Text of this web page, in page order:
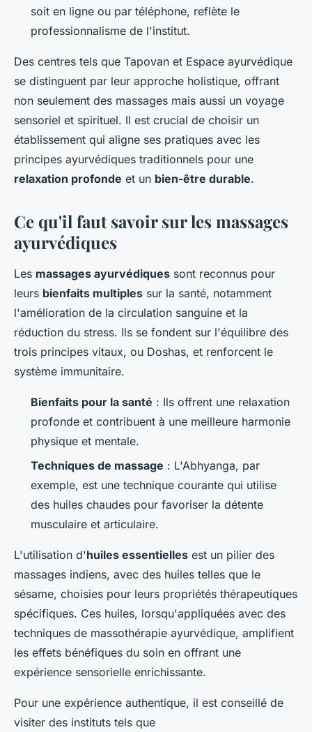
soit en ligne ou par téléphone, reflète le
professionnalisme de l'institut.
Des centres tels que Tapovan et Espace ayurvédique
se distinguent par leur approche holistique, offrant
non seulement des massages mais aussi un voyage
sensoriel et spirituel. Il est crucial de choisir un
établissement qui aligne ses pratiques avec les
principes ayurvédiques traditionnels pour une
relaxation profonde et un bien-être durable.
Ce qu'il faut savoir sur les massages
ayurvédiques
Les massages ayurvédiques sont reconnus pour
leurs bienfaits multiples sur la santé, notamment
l'amélioration de la circulation sanguine et la
réduction du stress. Ils se fondent sur l'équilibre des
trois principes vitaux, ou Doshas, et renforcent le
système immunitaire.
Bienfaits pour la santé : Ils offrent une relaxation
profonde et contribuent à une meilleure harmonie
physique et mentale.
Techniques de massage : L'Abhyanga, par
exemple, est une technique courante qui utilise
des huiles chaudes pour favoriser la détente
musculaire et articulaire.
L'utilisation d'huiles essentielles est un pilier des
massages indiens, avec des huiles telles que le
sésame, choisies pour leurs propriétés thérapeutiques
spécifiques. Ces huiles, lorsqu'appliquées avec des
techniques de massothérapie ayurvédique, amplifient
les effets bénéfiques du soin en offrant une
expérience sensorielle enrichissante.
Pour une expérience authentique, il est conseillé de
visiter des instituts tels que